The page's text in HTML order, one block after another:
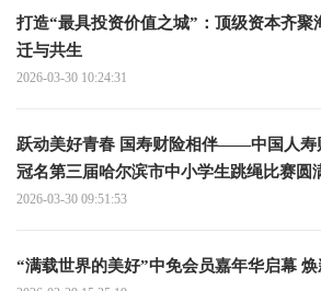
打造“最具投资价值之城”：顶级资本齐
迁与共生
2026-03-30 10:24:31
跃动美好青春 国寿财险相伴——中国人寿
冠名第三届哈尔滨市中小学生跳绳比赛圆
2026-03-30 09:51:53
“满载世界的美好”中免会员嘉年华启幕